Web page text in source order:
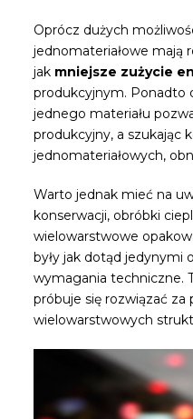
Oprócz dużych
jednomateriałowe mają
jak mniejsze zużycie
produkcyjnym. Ponadto
jednego materiału
produkcyjny, a szukając
jednomateriałowych,
Warto jednak mieć na
konserwacji, obróbki
wielowarstwowe
były jak dotąd jedynymi
wymagania techniczne.
próbuje się rozwiązać
wielowarstwowych